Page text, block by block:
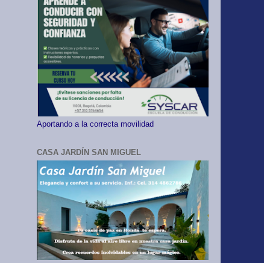
Aportando a la correcta movilidad
CASA JARDÍN SAN MIGUEL